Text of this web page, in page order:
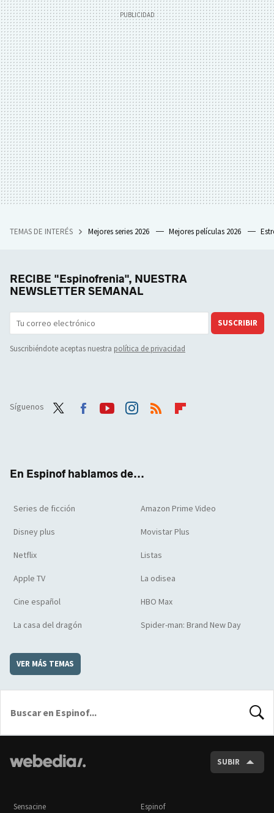
TEMAS DE INTERÉS Mejores series 2026 Mejores películas 2026
RECIBE "Espinofrenia", NUESTRA
NEWSLETTER SEMANAL
SUSCRIBIR
Suscribiéndote aceptas nuestra política de privacidad
Síguenos
En Espinof hablamos de...
Series de ficción Amazon Prime Video
Disney plus Movistar Plus
Netflix Listas
Apple TV La odisea
Cine español HBO Max
La casa del dragón Spider-man: Brand New Day
VER MÁS TEMAS
SUBIR
Sensacine Espinof